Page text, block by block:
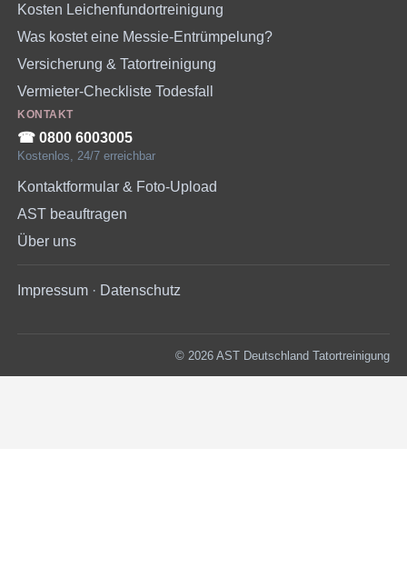
Kosten Leichenfundortreinigung
Was kostet eine Messie-Entrümpelung?
Versicherung & Tatortreinigung
Vermieter-Checkliste Todesfall
KONTAKT
☎︎ 0800 6003005
Kostenlos, 24/7 erreichbar
Kontaktformular & Foto-Upload
AST beauftragen
Über uns
Impressum · Datenschutz
© 2026 AST Deutschland Tatortreinigung